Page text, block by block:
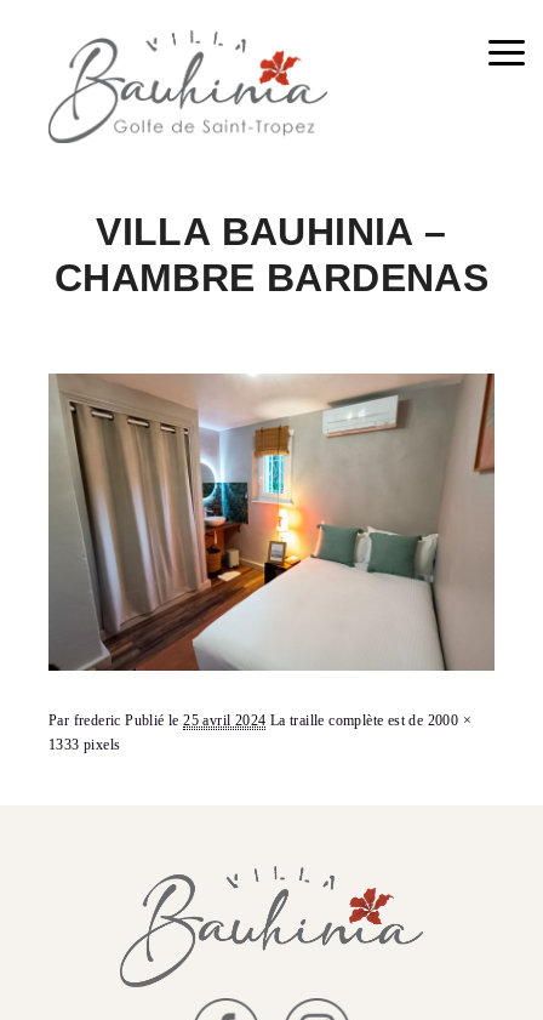
VILLA BAUHINIA –
CHAMBRE BARDENAS
Par frederic Publié le25 avril 2024 La traille complète est de 2000 ×
1333 pixels